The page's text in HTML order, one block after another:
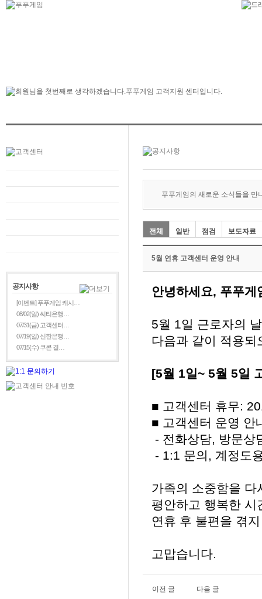
공지사항
[이벤트] 푸푸게임 캐시…
08/02(일) 씨티은행…
07/31(금) 고객센터…
07/19(일) 신한은행…
07/15(수) 쿠콘 결…
푸푸게임의 새로운 소식들을 만
전체 일반 점검 보도자료
5월 연휴 고객센터 운영 안내
안녕하세요, 푸푸게
5월 1일 근로자의
다음과 같이 적용
[5월 1일~ 5월 5일
■ 고객센터 휴무:
■ 고객센터 운영 안
- 전화상담, 방문상
- 1:1 문의, 계정도
가족의 소중함을
평안하고 행복한 시
연휴 후 불편을 겪
고맙습니다.
이전 글 다음 글